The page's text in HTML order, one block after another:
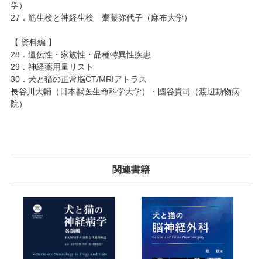
学）
27．筋生検と神経生検 齋藤弥代子（麻布大学）
【 資料編 】
28．遺伝性・家族性・品種特異性疾患
29．神経薬用量リスト
30．犬と猫の正常脳CT/MRIアトラス
長谷川大輔（日本獣医生命科学大学）・國谷貴司（渡辺動物病
院）
関連書籍